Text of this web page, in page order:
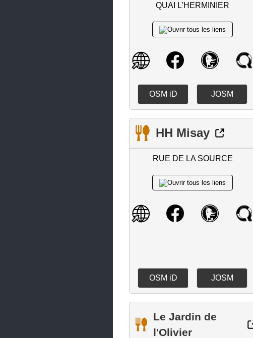
QUAI L'HERMINIER
OSM iD JOSM
HH Misay
RUE DE LA SOURCE
OSM iD JOSM
Le Jardin de
l'Olivier